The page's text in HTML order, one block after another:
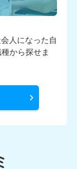
人になった自
から探せま